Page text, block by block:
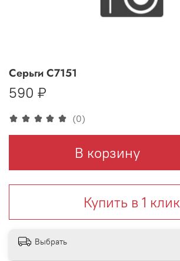
(0)
Серьги С7151
590 ₽
В корзину
Купить в 1 клик
Выбрать